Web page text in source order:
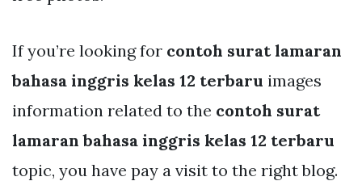
If you’re looking for contoh surat lamaran
bahasa inggris kelas 12 terbaru images
information related to the contoh surat
lamaran bahasa inggris kelas 12 terbaru
topic, you have pay a visit to the right blog.